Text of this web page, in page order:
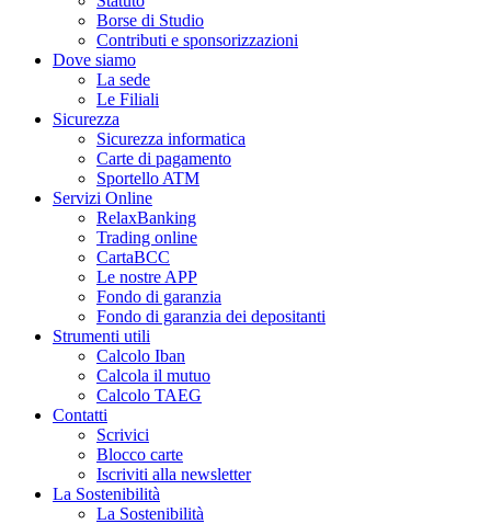
Borse di Studio
Contributi e sponsorizzazioni
Dove siamo
La sede
Le Filiali
Sicurezza
Sicurezza informatica
Carte di pagamento
Sportello ATM
Servizi Online
RelaxBanking
Trading online
CartaBCC
Le nostre APP
Fondo di garanzia
Fondo di garanzia dei depositanti
Strumenti utili
Calcolo Iban
Calcola il mutuo
Calcolo TAEG
Contatti
Scrivici
Blocco carte
Iscriviti alla newsletter
La Sostenibilità
La Sostenibilità